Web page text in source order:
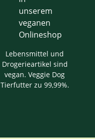
Lebensmittel und
Drogerieartikel sind
vegan. Veggie Dog
Tierfutter zu 99,99%.